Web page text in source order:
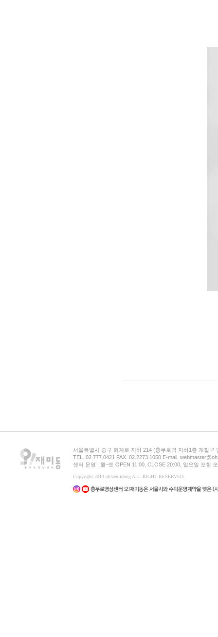
서울특별시 중구 퇴계로 지하 214 (충무로역 지하1층 개찰구
TEL. 02.777.0421 FAX. 02.2273.1050 E-mail.
센터 운영 : 월~토 OPEN 11:00, CLOSE 20:00, 일요일 포함
Copyright 2013 oh!zemidong ALL RIGHT RESERVED.